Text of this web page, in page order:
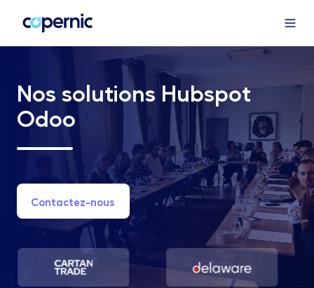
Nos solutions Hubspot
Odoo
Contactez-nous